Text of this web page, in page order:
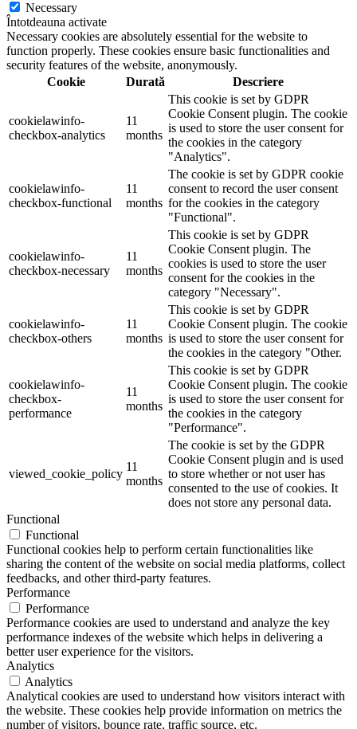
Necessary
Întotdeauna activate
Necessary cookies are absolutely essential for the website to
function properly. These cookies ensure basic functionalities and
security features of the website, anonymously.
Cookie
Durată Descriere
cookielawinfo-
checkbox-analytics
11
months
This cookie is set by GDPR
Cookie Consent plugin. The cookie
is used to store the user consent for
the cookies in the category
"Analytics".
cookielawinfo-
checkbox-functional
11
months
The cookie is set by GDPR cookie
consent to record the user consent
for the cookies in the category
"Functional".
cookielawinfo-
checkbox-necessary
11
months
This cookie is set by GDPR
Cookie Consent plugin. The
cookies is used to store the user
consent for the cookies in the
category "Necessary".
cookielawinfo-
checkbox-others
11
months
This cookie is set by GDPR
Cookie Consent plugin. The cookie
is used to store the user consent for
the cookies in the category "Other.
cookielawinfo-
checkbox-
performance
11
months
This cookie is set by GDPR
Cookie Consent plugin. The cookie
is used to store the user consent for
the cookies in the category
"Performance".
viewed_cookie_policy
11
months
The cookie is set by the GDPR
Cookie Consent plugin and is used
to store whether or not user has
consented to the use of cookies. It
does not store any personal data.
Functional
Functional
Functional cookies help to perform certain functionalities like
sharing the content of the website on social media platforms, collect
feedbacks, and other third-party features.
Performance
Performance
Performance cookies are used to understand and analyze the key
performance indexes of the website which helps in delivering a
better user experience for the visitors.
Analytics
Analytics
Analytical cookies are used to understand how visitors interact with
the website. These cookies help provide information on metrics the
number of visitors, bounce rate, traffic source, etc.